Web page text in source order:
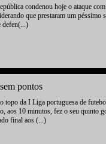
condenou hoje o ataque
que prestaram um péssimo
defen(...)
pontos
da I Liga portuguesa de
aos 10 minutos, fez o seu quinto
final aos (...)